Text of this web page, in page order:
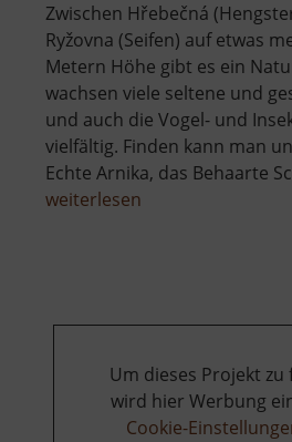
Zwischen Hřebečná
Ryžovna (Seifen) auf etwas
Metern Höhe gibt es ein
wachsen viele seltene und
und auch die Vogel- und
vielfältig. Finden kann man
Echte Arnika, das Behaarte
weiterlesen
Um dieses Projekt zu
wird hier Werbung
Cookie-